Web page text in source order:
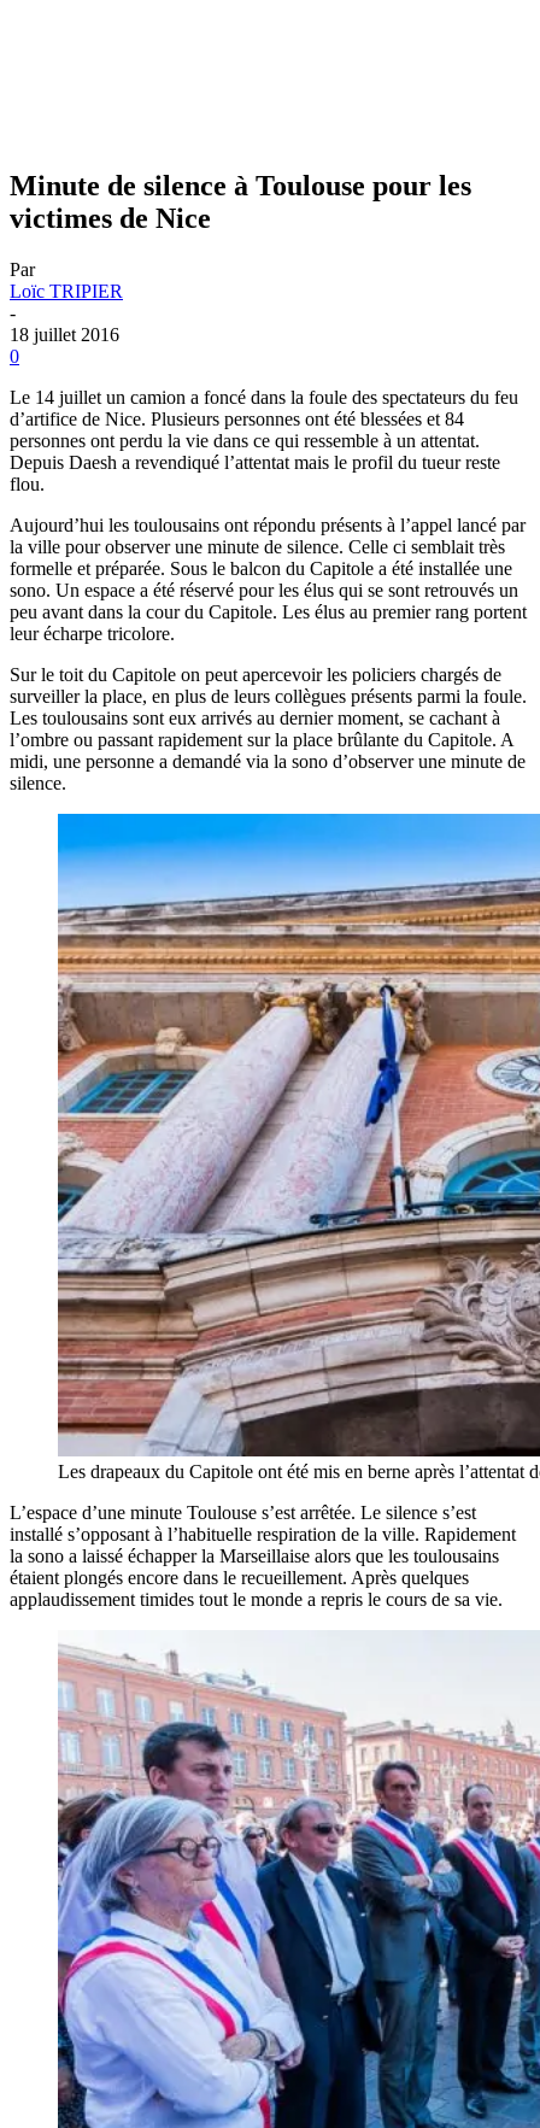
Minute de silence à Toulouse pour les
victimes de Nice
Par
Loïc TRIPIER
-
18 juillet 2016
0
Le 14 juillet un camion a foncé dans la foule des spectateurs du feu
d’artifice de Nice. Plusieurs personnes ont été blessées et 84
personnes ont perdu la vie dans ce qui ressemble à un attentat.
Depuis Daesh a revendiqué l’attentat mais le profil du tueur reste
flou.
Aujourd’hui les toulousains ont répondu présents à l’appel lancé par
la ville pour observer une minute de silence. Celle ci semblait très
formelle et préparée. Sous le balcon du Capitole a été installée une
sono. Un espace a été réservé pour les élus qui se sont retrouvés un
peu avant dans la cour du Capitole. Les élus au premier rang portent
leur écharpe tricolore.
Sur le toit du Capitole on peut apercevoir les policiers chargés de
surveiller la place, en plus de leurs collègues présents parmi la foule.
Les toulousains sont eux arrivés au dernier moment, se cachant à
l’ombre ou passant rapidement sur la place brûlante du Capitole. A
midi, une personne a demandé via la sono d’observer une minute de
silence.
Les drapeaux du Capitole ont été mis en berne après l’attentat
L’espace d’une minute Toulouse s’est arrêtée. Le silence s’est
installé s’opposant à l’habituelle respiration de la ville. Rapidement
la sono a laissé échapper la Marseillaise alors que les toulousains
étaient plongés encore dans le recueillement. Après quelques
applaudissement timides tout le monde a repris le cours de sa vie.